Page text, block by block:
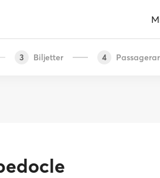
3 Biljetter 4